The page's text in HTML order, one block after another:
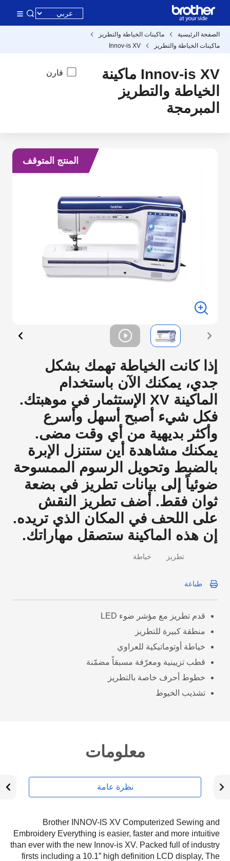
الصفحة الرئيسية
ماكينات الخياطة والتطريز
ماكينات الخياطة والتطريز
Innov-is XV
Innov-is XV ماكينة
الخياطة والتطريز
المبرمجة
قارن
المنتج المتوقف
إذا كانت الخياطة تهمك بشكل
جدي، يمكنك الآن باستخدام
الماكينة XV الإستثمار في موهبتك.
فكل شيء أصبح أسهل وأسرع
وأكثر بديهية من أي وقت مضى.
يمكنك مشاهدة أين ستنزل الإبرة
بالضبط وتحويل الرسوم الممسوحة
ضوئياً إلى بيانات تطريز في بضعة
ثوان فقط. أضف تطريز النقش
على اللحف في المكان الذي تريده.
إن هذه الماكينة ستصقل مهاراتك.
تطريز خياطة
طباعة
قدم تطريز مع مؤشر ضوء LED
منطقة كبيرة للتطريز
خياطة أوتوماتيكية للعراوي
قطب تزيينية ومعرّفة مسبقاً مضمّنة
خطوط أحرف خاصة بالتطريز
تشذيب الخيوط
معلومات
نظرة عامة
Brother INNOV-IS XV Computerized Sewing and
Embroidery Everything is easier, faster and more intuitive
than ever with the new Innov-is XV. Packed full of industry
firsts including a 10.1” high definition LCD display, The